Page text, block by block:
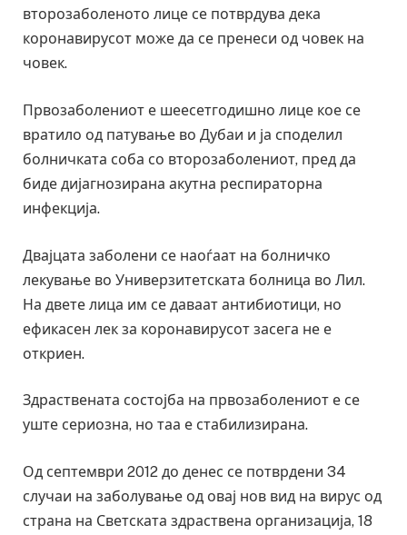
второзаболеното лице се потврдува дека
коронавирусот може да се пренеси од човек на
човек.
Првозаболениот е шеесетгодишно лице кое се
вратило од патување во Дубаи и ја споделил
болничката соба со второзаболениот, пред да
биде дијагнозирана акутна респираторна
инфекција.
Двајцата заболени се наоѓаат на болничко
лекување во Универзитетската болница во Лил.
На двете лица им се даваат антибиотици, но
ефикасен лек за коронавирусот засега не е
откриен.
Здраствената состојба на првозаболениот е се
уште сериозна, но таа е стабилизирана.
Од септември 2012 до денес се потврдени 34
случаи на заболување од овај нов вид на вирус од
страна на Светската здраствена организација, 18